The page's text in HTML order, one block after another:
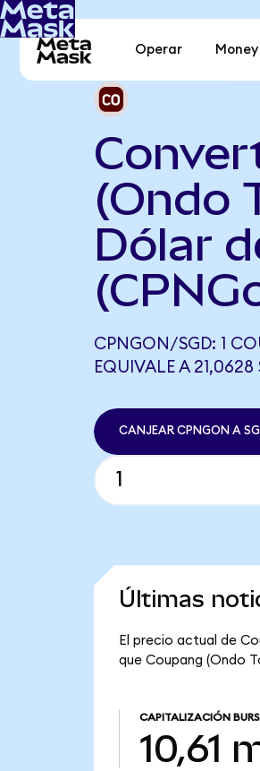
Operar Money
(Ondo
Dólar
CPNGON/SGD: 1
EQUIVALE A 21,0628
CANJEAR CPNGON A
Últimas
El precio actual de
que Coupang (Ondo
CAPITALIZACIÓN
10,61